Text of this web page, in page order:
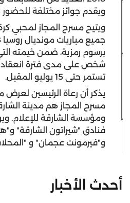
ويقدم جوائز مختلفة
ويتيح مسرح المجاز لمحبي
برسوم رمزية، ضمن خيمته
شخص على مدى فترة انعقاد
تستمر حتى 15 يوليو المقبل.
يذكر أن رعاة الرئيسين لعرض
مسرح المجاز هم مدينة
ومؤسسة الشارقة للإعلام.
فنادق "شيراتون الشارقة"
و"فيرمونت عجمان" و
أحدث الأخبار